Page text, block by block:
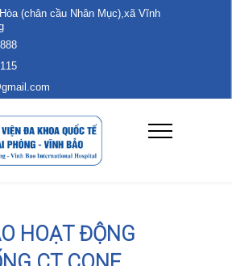
(chân cầu Nhân Mục),xã Vĩnh
HOẠT ĐỘNG